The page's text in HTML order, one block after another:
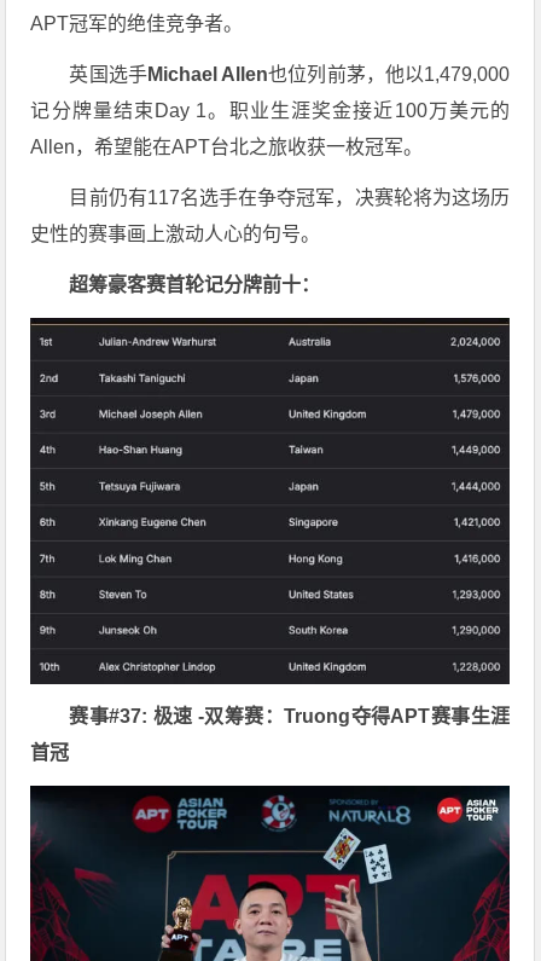
APT冠军的绝佳竞争者。
英国选手Michael Allen也位列前茅，他以1,479,000
记分牌量结束Day 1。职业生涯奖金接近100万美元的
Allen，希望能在APT台北之旅收获一枚冠军。
目前仍有117名选手在争夺冠军，决赛轮将为这场历
史性的赛事画上激动人心的句号。
超筹豪客赛首轮记分牌前十：
赛事#37: 极速 -双筹赛：Truong夺得APT赛事生涯
首冠